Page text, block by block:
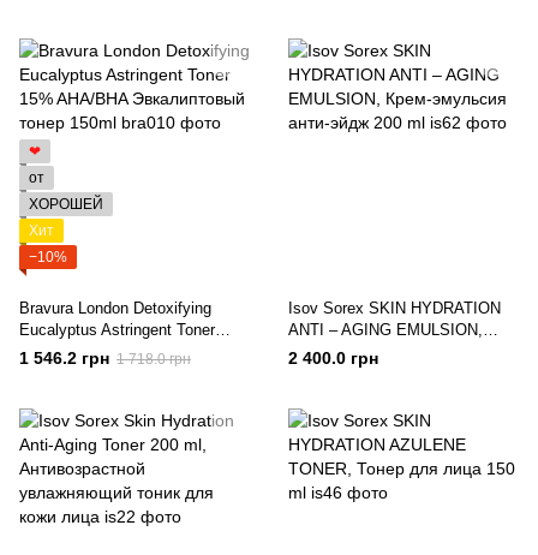
❤
от
ХОРОШЕЙ
Хит
−10%
Bravura London Detoxifying
Eucalyptus Astringent Toner
15% AHA/BHA Эвкалиптовый
тонер 150ml
1 546.2 грн 1 718.0 грн
Isov Sorex SKIN HYDRATION
ANTI – AGING EMULSION,
Крем-эмульсия анти-эйдж 200
2 400.0 грн